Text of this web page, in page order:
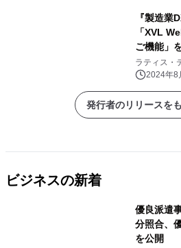
『製造業
「XVL
ご機能」
ラティス・
2024年8
発行者のリリースを
ビジネスの新着
優良派遣
分照合、
を公開